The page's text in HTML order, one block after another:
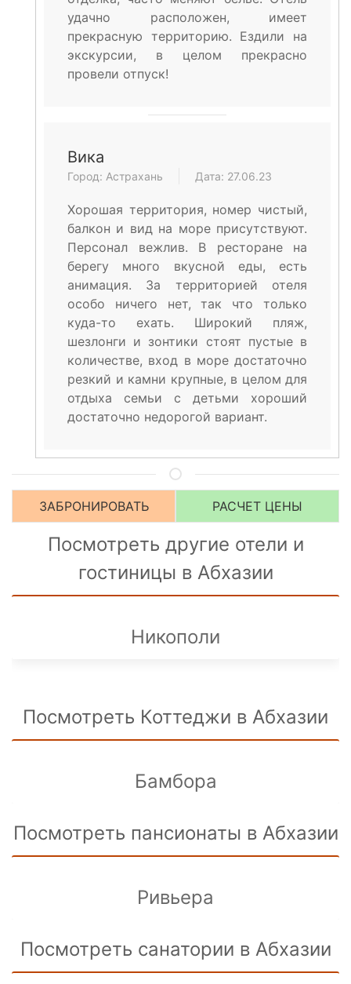
удачно расположен, имеет
прекрасную территорию. Ездили на
экскурсии, в целом прекрасно
провели отпуск!
Вика
Город: Астрахань Дата: 27.06.23
Хорошая территория, номер чистый,
балкон и вид на море присутствуют.
Персонал вежлив. В ресторане на
берегу много вкусной еды, есть
анимация. За территорией отеля
особо ничего нет, так что только
куда-то ехать. Широкий пляж,
шезлонги и зонтики стоят пустые в
количестве, вход в море достаточно
резкий и камни крупные, в целом для
отдыха семьи с детьми хороший
достаточно недорогой вариант.
ЗАБРОНИРОВАТЬ РАСЧЕТ ЦЕНЫ
Посмотреть другие отели и
гостиницы в Абхазии
Никополи
Посмотреть Коттеджи в Абхазии
Бамбора
Посмотреть пансионаты в Абхазии
Ривьера
Посмотреть санатории в Абхазии